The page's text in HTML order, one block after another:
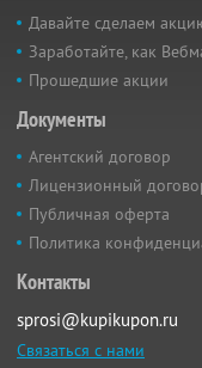
Давайте сделаем
Заработайте, как
Прошедшие акции
Документы
Агентский договор
Лицензионный
Публичная оферта
Политика
Контакты
sprosi@kupikupon.ru
Связаться с нами